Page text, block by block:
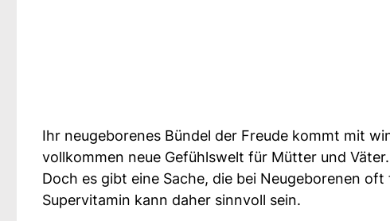
Ihr neugeborenes Bündel der Freude kommt mit
vollkommen neue Gefühlswelt für Mütter und Väter.
Doch es gibt eine Sache, die bei Neugeborenen
Supervitamin kann daher sinnvoll sein.